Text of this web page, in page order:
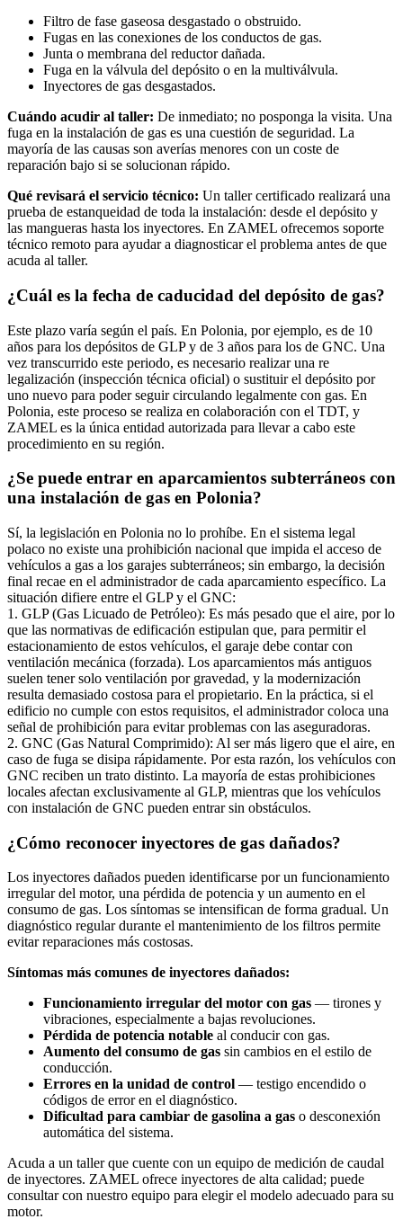
Filtro de fase gaseosa desgastado o obstruido.
Fugas en las conexiones de los conductos de gas.
Junta o membrana del reductor dañada.
Fuga en la válvula del depósito o en la multiválvula.
Inyectores de gas desgastados.
Cuándo acudir al taller: De inmediato; no posponga la visita. Una
fuga en la instalación de gas es una cuestión de seguridad. La
mayoría de las causas son averías menores con un coste de
reparación bajo si se solucionan rápido.
Qué revisará el servicio técnico: Un taller certificado realizará una
prueba de estanqueidad de toda la instalación: desde el depósito y
las mangueras hasta los inyectores. En ZAMEL ofrecemos soporte
técnico remoto para ayudar a diagnosticar el problema antes de que
acuda al taller.
¿Cuál es la fecha de caducidad del depósito de gas?
Este plazo varía según el país. En Polonia, por ejemplo, es de 10
años para los depósitos de GLP y de 3 años para los de GNC. Una
vez transcurrido este periodo, es necesario realizar una re
legalización (inspección técnica oficial) o sustituir el depósito por
uno nuevo para poder seguir circulando legalmente con gas. En
Polonia, este proceso se realiza en colaboración con el TDT, y
ZAMEL es la única entidad autorizada para llevar a cabo este
procedimiento en su región.
¿Se puede entrar en aparcamientos subterráneos con
una instalación de gas en Polonia?
Sí, la legislación en Polonia no lo prohíbe. En el sistema legal
polaco no existe una prohibición nacional que impida el acceso de
vehículos a gas a los garajes subterráneos; sin embargo, la decisión
final recae en el administrador de cada aparcamiento específico. La
situación difiere entre el GLP y el GNC:
1. GLP (Gas Licuado de Petróleo): Es más pesado que el aire, por lo
que las normativas de edificación estipulan que, para permitir el
estacionamiento de estos vehículos, el garaje debe contar con
ventilación mecánica (forzada). Los aparcamientos más antiguos
suelen tener solo ventilación por gravedad, y la modernización
resulta demasiado costosa para el propietario. En la práctica, si el
edificio no cumple con estos requisitos, el administrador coloca una
señal de prohibición para evitar problemas con las aseguradoras.
2. GNC (Gas Natural Comprimido): Al ser más ligero que el aire, en
caso de fuga se disipa rápidamente. Por esta razón, los vehículos con
GNC reciben un trato distinto. La mayoría de estas prohibiciones
locales afectan exclusivamente al GLP, mientras que los vehículos
con instalación de GNC pueden entrar sin obstáculos.
¿Cómo reconocer inyectores de gas dañados?
Los inyectores dañados pueden identificarse por un funcionamiento
irregular del motor, una pérdida de potencia y un aumento en el
consumo de gas. Los síntomas se intensifican de forma gradual. Un
diagnóstico regular durante el mantenimiento de los filtros permite
evitar reparaciones más costosas.
Síntomas más comunes de inyectores dañados:
Funcionamiento irregular del motor con gas — tirones y
vibraciones, especialmente a bajas revoluciones.
Pérdida de potencia notable al conducir con gas.
Aumento del consumo de gas sin cambios en el estilo de
conducción.
Errores en la unidad de control — testigo encendido o
códigos de error en el diagnóstico.
Dificultad para cambiar de gasolina a gas o desconexión
automática del sistema.
Acuda a un taller que cuente con un equipo de medición de caudal
de inyectores. ZAMEL ofrece inyectores de alta calidad; puede
consultar con nuestro equipo para elegir el modelo adecuado para su
motor.